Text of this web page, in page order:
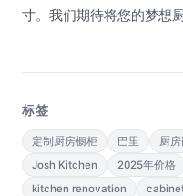
寸。我们期待将您的梦想
标签
定制厨房橱柜 巴里 厨
Josh Kitchen
2025年价格
kitchen renovation